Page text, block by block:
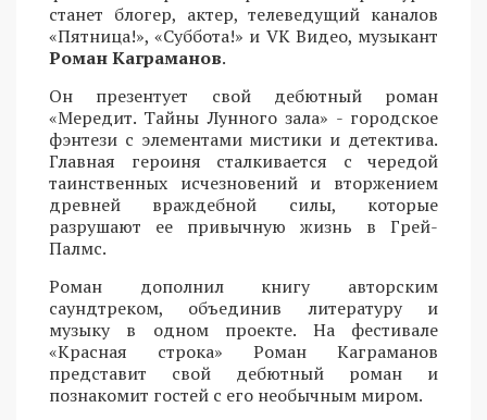
станет блогер, актер, телеведущий каналов
«Пятница!», «Суббота!» и VK Видео, музыкант
Роман Каграманов.
Он презентует свой дебютный роман
«Мередит. Тайны Лунного зала» - городское
фэнтези с элементами мистики и детектива.
Главная героиня сталкивается с чередой
таинственных исчезновений и вторжением
древней враждебной силы, которые
разрушают ее привычную жизнь в Грей-
Палмс.
Роман дополнил книгу авторским
саундтреком, объединив литературу и
музыку в одном проекте. На фестивале
«Красная строка» Роман Каграманов
представит свой дебютный роман и
познакомит гостей с его необычным миром.